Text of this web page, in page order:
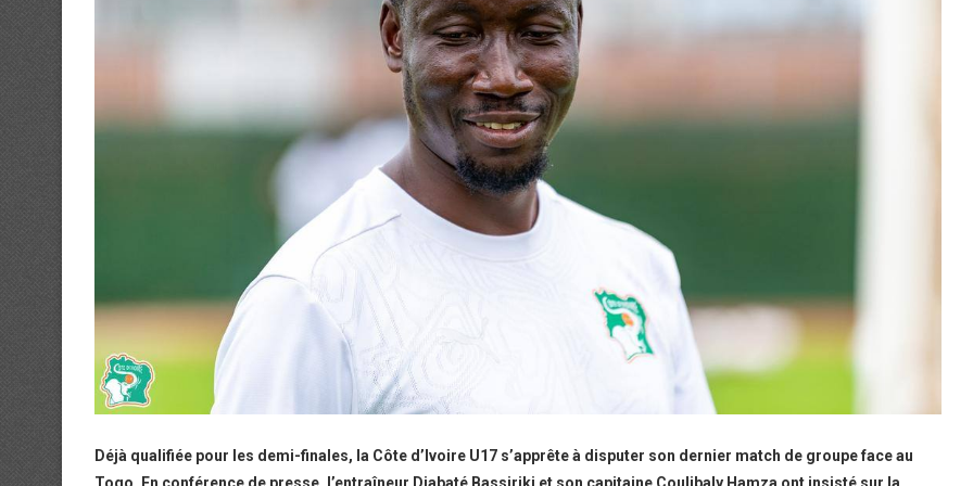
Déjà qualifiée pour les demi-finales, la Côte d’Ivoire U17 s’apprête à disputer son dernier match de groupe face au